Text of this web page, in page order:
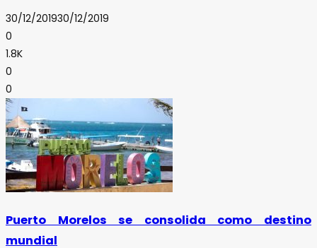
30/12/201930/12/2019
0
1.8K
0
0
Puerto Morelos se consolida como destino
mundial